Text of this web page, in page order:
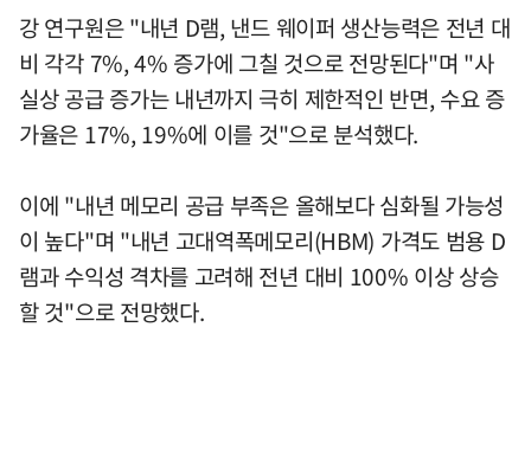
강 연구원은 "내년 D램, 낸드 웨이퍼 생산능력은 전년 대
비 각각 7%, 4% 증가에 그칠 것으로 전망된다"며 "사
실상 공급 증가는 내년까지 극히 제한적인 반면, 수요 증
가율은 17%, 19%에 이를 것"으로 분석했다.
이에 "내년 메모리 공급 부족은 올해보다 심화될 가능성
이 높다"며 "내년 고대역폭메모리(HBM) 가격도 범용 D
램과 수익성 격차를 고려해 전년 대비 100% 이상 상승
할 것"으로 전망했다.